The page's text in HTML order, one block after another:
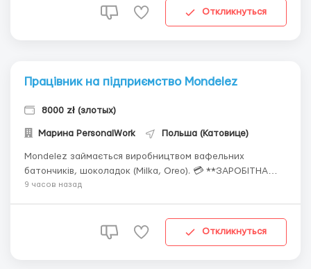
понаднормові години; ☑️+ 100% – за р...
Откликнуться
Працівник на підприємство Mondelez
8000 zł (злотых)
Марина PersonalWork Польша (Катовице)
Mondelez займається виробництвом вафельних
батончиків, шоколадок (Milka, Oreo). 💳 **ЗАРОБІТНА
ПЛАТА** ◈ 27,89 зл/год нетто; ◈ Премії і доплати: ☑️
неділю; ☑️ +премія 10%...
9 часов назад
Откликнуться